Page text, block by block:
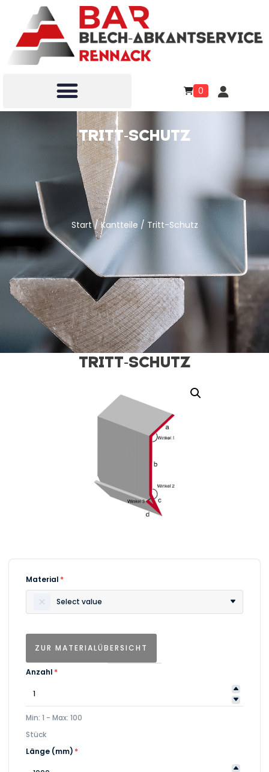
0
Tritt-Schutz
Start/Kantteile / Tritt-Schutz
Tritt-Schutz
Material *
Select value
ZUR MATERIALÜBERSICHT
Anzahl *
Min: 1 - Max: 100
Stück
Länge (mm) *